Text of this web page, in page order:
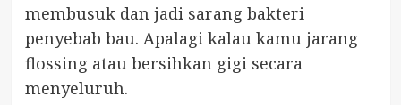
membusuk dan jadi sarang bakteri
penyebab bau. Apalagi kalau kamu jarang
flossing atau bersihkan gigi secara
menyeluruh.